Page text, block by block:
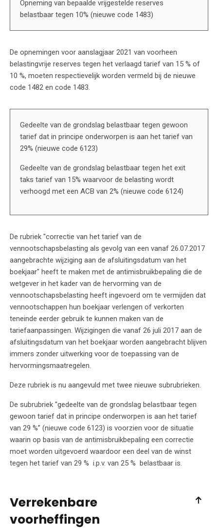
Opneming van bepaalde vrijgestelde reserves
belastbaar tegen 10% (nieuwe code 1483)
De opnemingen voor aanslagjaar 2021 van voorheen
belastingvrije reserves tegen het verlaagd tarief van 15 % of
10 %, moeten respectievelijk worden vermeld bij de nieuwe
code 1482 en code 1483.
Gedeelte van de grondslag belastbaar tegen gewoon
tarief dat in principe onderworpen is aan het tarief van
29% (nieuwe code 6123)
Gedeelte van de grondslag belastbaar tegen het exit
taks tarief van 15% waarvoor de belasting wordt
verhoogd met een ACB van 2% (nieuwe code 6124)
De rubriek "correctie van het tarief van de
vennootschapsbelasting als gevolg van een vanaf 26.07.2017
aangebrachte wijziging aan de afsluitingsdatum van het
boekjaar" heeft te maken met de antimisbruikbepaling die de
wetgever in het kader van de hervorming van de
vennootschapsbelasting heeft ingevoerd om te vermijden dat
vennootschappen hun boekjaar verlengen of verkorten
teneinde eerder gebruik te kunnen maken van de
tariefaanpassingen. Wijzigingen die vanaf 26 juli 2017 aan de
afsluitingsdatum van het boekjaar worden aangebracht blijven
immers zonder uitwerking voor de toepassing van de
hervormingsmaatregelen.
Deze rubriek is nu aangevuld met twee nieuwe subrubrieken.
De subrubriek "gedeelte van de grondslag belastbaar tegen
gewoon tarief dat in principe onderworpen is aan het tarief
van 29 %” (nieuwe code 6123) is voorzien voor de situatie
waarin op basis van de antimisbruikbepaling een correctie
moet worden uitgevoerd waardoor een deel van de winst
tegen het tarief van 29 % i.p.v. van 25 % belastbaar is.
Verrekenbare
voorheffingen